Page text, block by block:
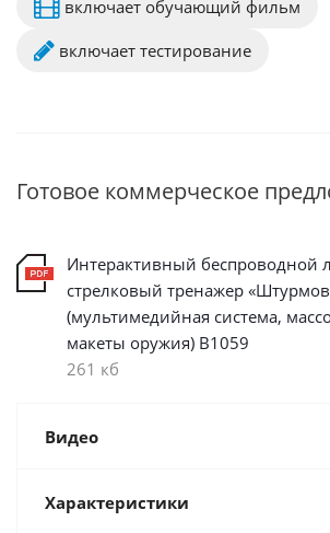
включает обучающий фильм
включает тестирование
Готовое коммерческое
Интерактивный беспроводной
стрелковый тренажер
(мультимедийная система,
макеты оружия) В1059
261 кб
Видео
Характеристики